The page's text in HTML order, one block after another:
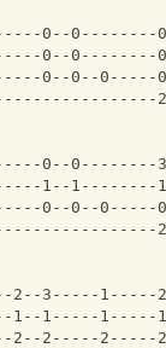
0--0--------
0--0--------
0--0--0-----
0--0--------
1--1--------
0--0--0-----
2--3-----1-----
1--1-----1-----
2--2-----2-----